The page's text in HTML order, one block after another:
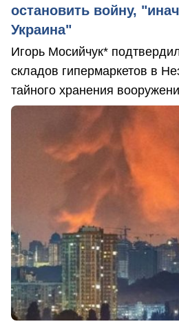
остановить войну,
Украина"
Игорь Мосийчук*
складов гипермаркетов в
тайного хранения